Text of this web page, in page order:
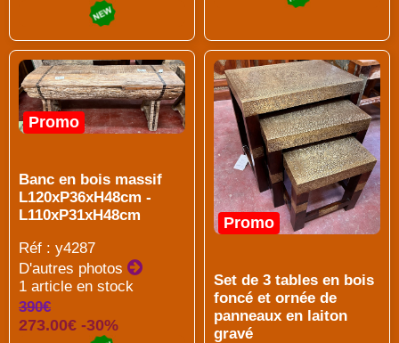
Promo
Banc en bois massif
L120xP36xH48cm -
L110xP31xH48cm
Réf : y4287
D'autres photos
1 article en stock
390€
273.00€ -30%
Promo
Set de 3 tables en bois
foncé et ornée de
panneaux en laiton
gravé